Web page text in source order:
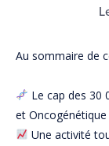
Au sommaire de
Le cap des 30
et Oncogénétique
Une activité